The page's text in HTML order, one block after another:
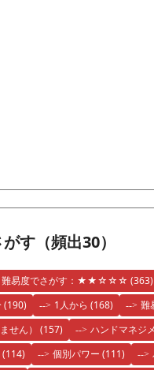
す（頻出30）
難易度でさがす：★★☆☆☆ (363)
(190) 1人から (168)
せん） (157) ハンドマネジ
(114) 個別パワー (111)